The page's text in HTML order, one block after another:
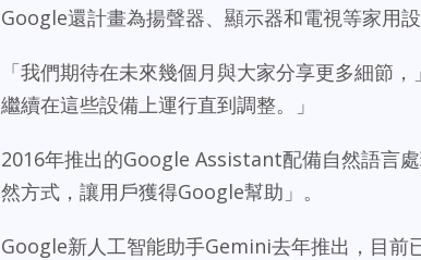
Google還計畫為揚聲器、顯示器和電視等家用
「我們期待在未來幾個月與大家分享更多細
繼續在這些設備上運行直到調整。」
2016年推出的Google Assistant配備自然語言
然方式，讓用戶獲得Google幫助」。
Google新人工智能助手Gemini去年推出，目前